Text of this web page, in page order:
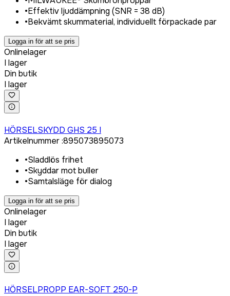
•Effektiv ljuddämpning (SNR = 38 dB)
•Bekvämt skummaterial, individuellt förpackade par
Logga in för att se pris
Onlinelager
I lager
Din butik
I lager
HÖRSELSKYDD GHS 25 I
Artikelnummer:895073895073
•Sladdlös frihet
•Skyddar mot buller
•Samtalsläge för dialog
Logga in för att se pris
Onlinelager
I lager
Din butik
I lager
HÖRSELPROPP EAR-SOFT 250-P